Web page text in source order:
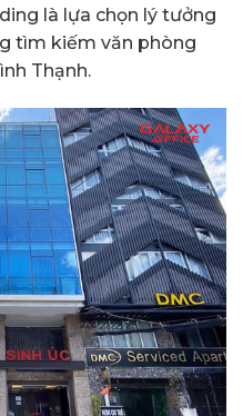
là lựa chọn lý tưởng
tìm kiếm văn phòng
Thạnh.